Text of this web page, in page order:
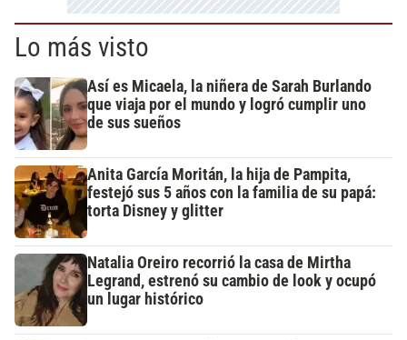
Lo más visto
Así es Micaela, la niñera de Sarah Burlando
que viaja por el mundo y logró cumplir uno
de sus sueños
Anita García Moritán, la hija de Pampita,
festejó sus 5 años con la familia de su papá:
torta Disney y glitter
Natalia Oreiro recorrió la casa de Mirtha
Legrand, estrenó su cambio de look y ocupó
un lugar histórico